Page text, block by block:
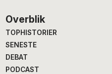
Footer
Overblik
TOPHISTORIER
SENESTE
DEBAT
PODCAST